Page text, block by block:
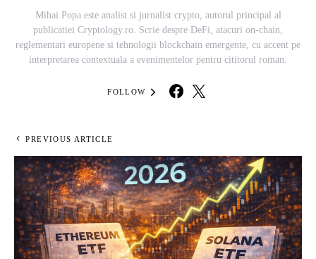
Mihai Popa este analist si jurnalist crypto, autorul principal al
publicatiei Cryptology.ro. Scrie despre DeFi, atacuri on-chain,
reglementari europene si tehnologii blockchain emergente, cu accent pe
interpretarea contextuala a evenimentelor pentru cititorul roman.
FOLLOW
PREVIOUS ARTICLE